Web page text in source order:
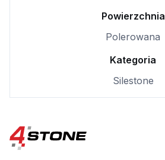
Powierzchnia
Polerowana
Kategoria
Silestone